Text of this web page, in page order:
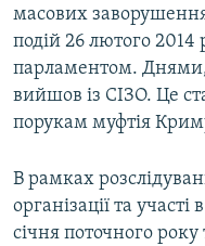
масових
подій 26 лютого
парламентом. Днями,
вийшов із СІЗО. Це
порукам муфтія
В рамках
організації та
січня поточного